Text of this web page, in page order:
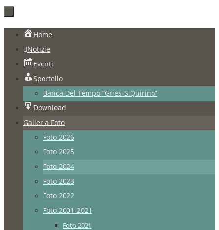
Salta
contenuto
Home
Notizie
Eventi
Sportello
Banca Del Tempo “Gries-S.Quirino”
Download
Galleria Foto
Foto 2026
Foto 2025
Foto 2024
Foto 2023
Foto 2022
Foto 2001-2021
Foto 2021